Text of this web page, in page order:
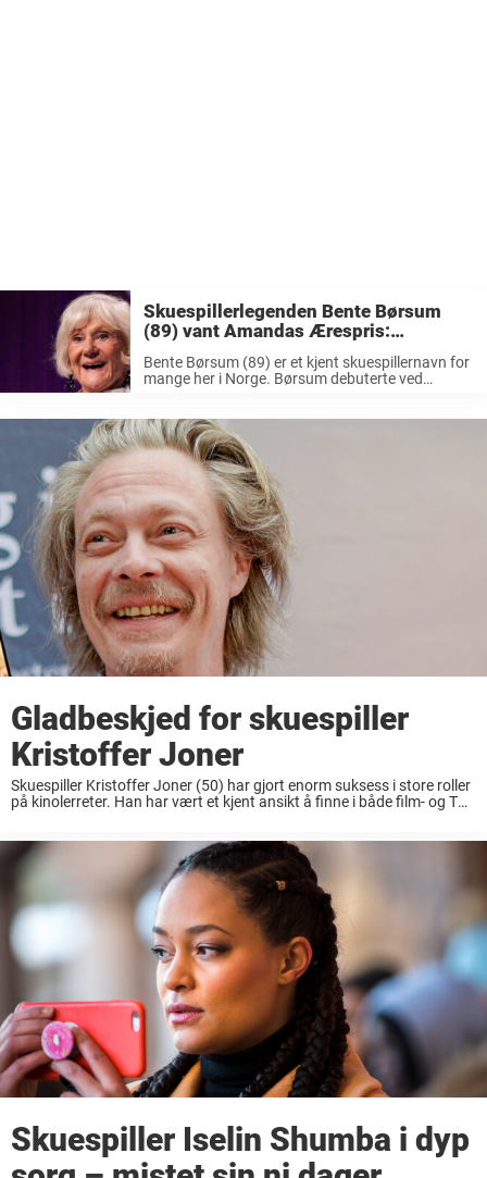
Skuespillerlegenden Bente Børsum
(89) vant Amandas Ærespris:
Bente Børsum (89) er et kjent skuespillernavn for
mange her i Norge. Børsum debuterte ved
fartstid hos Fjernsynsteatret, ...
Gladbeskjed for skuespiller
Kristoffer Joner
Skuespiller Kristoffer Joner (50) har gjort enorm suksess i store roller
på kinolerreter. Han har vært et kjent ansikt å finne i både film- og TV-
Skuespiller Iselin Shumba i dyp